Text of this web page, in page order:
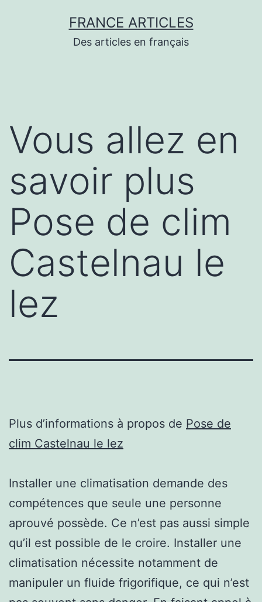
FRANCE ARTICLES
Des articles en français
Vous allez en
savoir plus
Pose de clim
Castelnau le
lez
Plus d’informations à propos de Pose de
clim Castelnau le lez
Installer une climatisation demande des
compétences que seule une personne
aprouvé possède. Ce n’est pas aussi simple
qu’il est possible de le croire. Installer une
climatisation nécessite notamment de
manipuler un fluide frigorifique, ce qui n’est